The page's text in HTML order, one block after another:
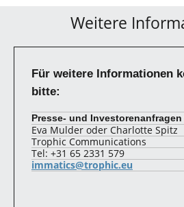
Weitere
Für weitere Informationen
bitte:
Presse- und
Eva Mulder oder Charlotte Spitz
Trophic Communications
Tel: +31 65 2331 579
immatics@trophic.eu